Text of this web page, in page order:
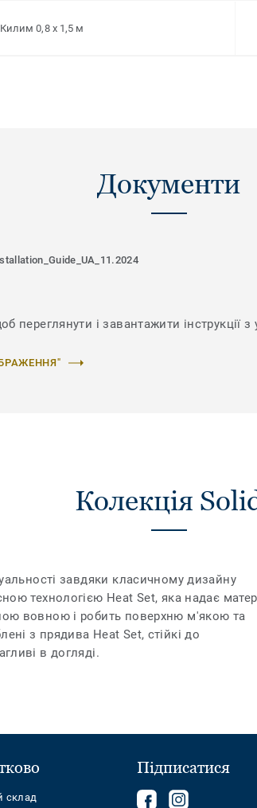
Килим 0,8 x 1,5 м
Документи
переглянути і завантажити інструкції
Колекція
завдяки класичному дизайну
технологією Heat Set, яка надає
вовною і робить поверхню м'якою та
з прядива Heat Set, стійкі до
в догляді.
склад
Підписатися
FollowFollow